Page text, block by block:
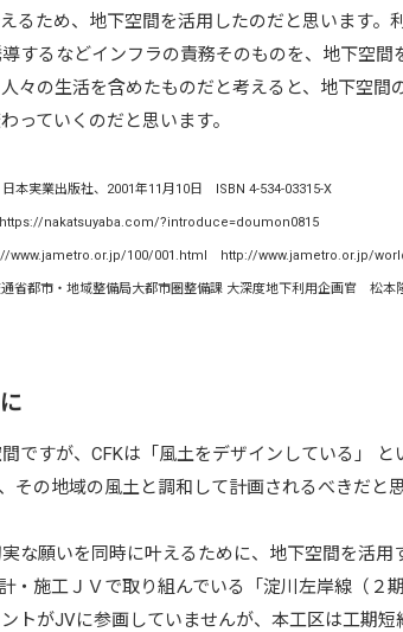
るため、地下空間を活用したのだと思います。
するなどインフラの責務そのものを、地下空間
々の生活を含めたものだと考えると、地下空間
っていくのだと思います。
本実業出版社、2001年11月10日 ISBN 4-534-03315-X
nakatsuyaba.com/?introduce=doumon0815
www.jametro.or.jp/100/001.html http://www.jametro.or.jp/
通省都市・地域整備局大都市圏整備課 大深度地下利用企画官
ですが、CFKは「風土をデザインしている」 と
その地域の風土と調和して計画されるべきだと思
な願いを同時に叶えるために、地下空間を活用
・施工ＪＶで取り組んでいる「淀川左岸線（２
トがJVに参画していませんが、本工区は工期